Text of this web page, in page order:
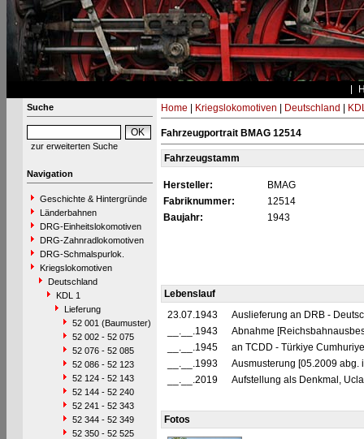
Suche
zur erweiterten Suche
Navigation
Geschichte & Hintergründe
Länderbahnen
DRG-Einheitslokomotiven
DRG-Zahnradlokomotiven
DRG-Schmalspurlok.
Kriegslokomotiven
Deutschland
KDL 1
Lieferung
52 001 (Baumuster)
52 002 - 52 075
52 076 - 52 085
52 086 - 52 123
52 124 - 52 143
52 144 - 52 240
52 241 - 52 343
52 344 - 52 349
52 350 - 52 525
Home Kriegslokomotiven Deutschland
Fahrzeugportrait BMAG 12514
Fahrzeugstamm
Hersteller:
BMAG
Fabriknummer:
12514
Baujahr:
1943
Lebenslauf
23.07.1943
Auslieferung an DRB -
__.__.1943
Abnahme
__.__.1945
an TCDD - Türkiye
__.__.1993
Ausmusterung [05.2009 abg.
__.__.2019
Aufstellung als Denkmal,
Fotos